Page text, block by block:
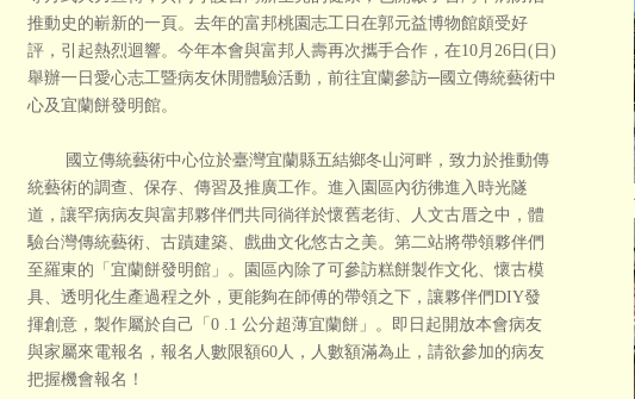
推動史的嶄新的一頁。去年的富邦桃園志工日在郭元益博物館頗受好
評，引起熱烈迴響。今年本會與富邦人壽再次攜手合作，在10月26日(日)
舉辦一日愛心志工暨病友休閒體驗活動，前往宜蘭參訪─國立傳統藝術中
心及宜蘭餅發明館。
國立傳統藝術中心位於臺灣宜蘭縣五結鄉冬山河畔，致力於推動傳
統藝術的調查、保存、傳習及推廣工作。進入園區內彷彿進入時光隧
道，讓罕病病友與富邦夥伴們共同徜徉於懷舊老街、人文古厝之中，體
驗台灣傳統藝術、古蹟建築、戲曲文化悠古之美。第二站將帶領夥伴們
至羅東的「宜蘭餅發明館」。園區內除了可參訪糕餅製作文化、懷古模
具、透明化生產過程之外，更能夠在師傅的帶領之下，讓夥伴們DIY發
揮創意，製作屬於自己「0 .1 公分超薄宜蘭餅」。即日起開放本會病友
與家屬來電報名，報名人數限額60人，人數額滿為止，請欲參加的病友
把握機會報名！